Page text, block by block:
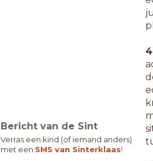
Bericht van de Sint
Verras een kind (of iemand anders)
met een SMS van Sinterklaas!